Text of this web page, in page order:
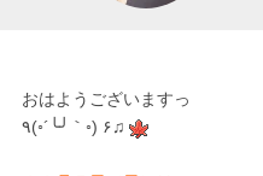
おはようございますっ
٩(◦´╰╯｀◦) ۶♫